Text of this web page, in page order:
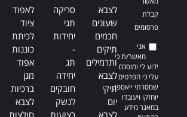
קבלת
פרסומים
אני
מאשר/ת כי
ידוע לי ומוסכם
עלי כי הפרטים
שמסרתי ייאספו,
יוחזקו ויעובדו
במאגר מידע
לצבא
שעונים
חכמים
תיקים
ותרמילים
לצבא
תיקי
יום
סריקה
תגי
יחידות
-
תג
יחידה
חובקים
לנשק
לאפוד
ציוד
לכיתת
כוננות
אפוד
מגן
ברכיות
לצבא